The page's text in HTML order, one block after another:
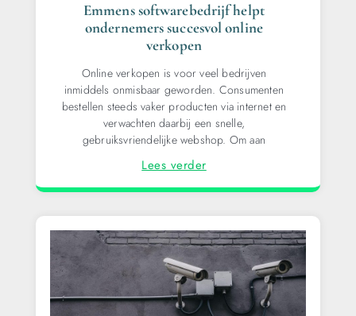
Emmens softwarebedrijf helpt
ondernemers succesvol online
verkopen
Online verkopen is voor veel bedrijven
inmiddels onmisbaar geworden. Consumenten
bestellen steeds vaker producten via internet en
verwachten daarbij een snelle,
gebruiksvriendelijke webshop. Om aan
Lees verder